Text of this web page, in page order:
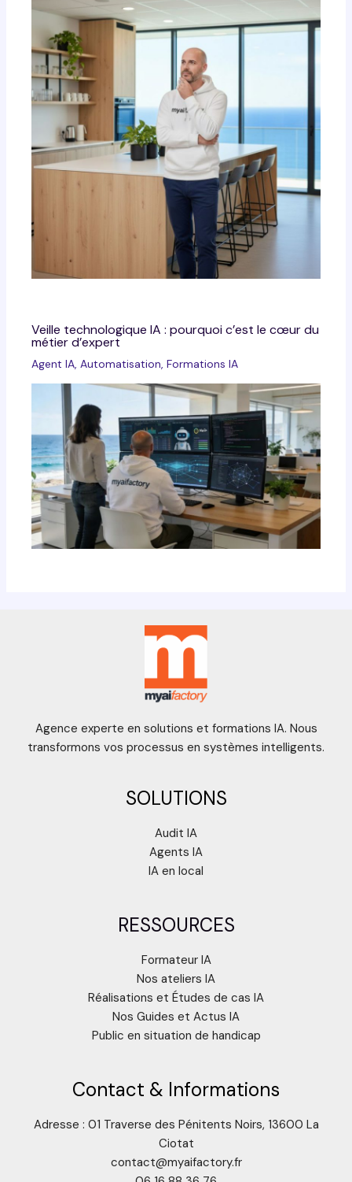
Veille technologique IA : pourquoi c’est le cœur du
métier d’expert
Agent IA,Automatisation,Formations IA
Agence experte en solutions et formations IA. Nous
transformons vos processus en systèmes intelligents.
SOLUTIONS
Audit IA
Agents IA
IA en local
RESSOURCES
Formateur IA
Nos ateliers IA
Réalisations et Études de cas IA
Nos Guides et Actus IA
Public en situation de handicap
Contact & Informations
Adresse : 01 Traverse des Pénitents Noirs, 13600 La
Ciotat
contact@myaifactory.fr